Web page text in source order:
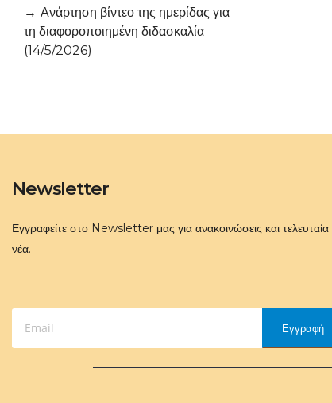
Ανάρτηση βίντεο της ημερίδας για
τη διαφοροποιημένη διδασκαλία
(14/5/2026)
Newsletter
Εγγραφείτε στο Newsletter μας για ανακοινώσεις και τελευταία
νέα.
Εγγραφή